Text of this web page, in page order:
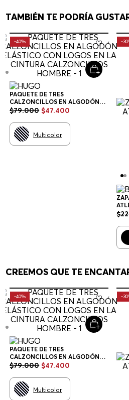
TAMBIÉN TE PODRÍA
-40%
PAQUETE DE TRES
CALZONCILLOS EN ALGODÓN
ELÁSTICO CON LOGOS EN LA
HOMBRE
$79.000 $47.400
Multicolor
-
$
CREEMOS QUE TE
-40%
PAQUETE DE TRES
CALZONCILLOS EN ALGODÓN
ELÁSTICO CON LOGOS EN LA
CINTURA CALZONCILLOS
HOMBRE
$79.000 $47.400
Multicolor
-